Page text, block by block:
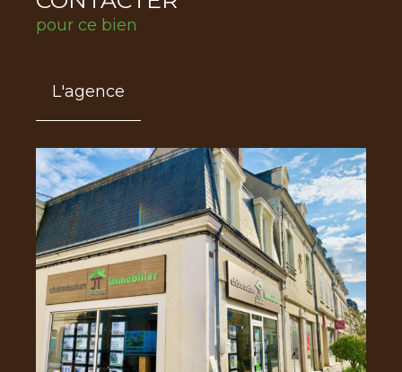
pour ce bien
L'agence